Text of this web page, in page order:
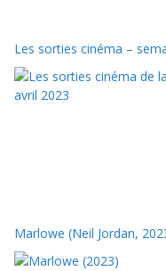
Les sorties cinéma –
Marlowe (Neil Jordan,